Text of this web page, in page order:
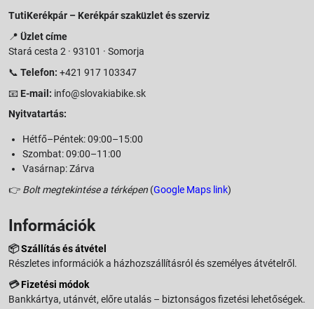
TutiKerékpár – Kerékpár szaküzlet és szerviz
📍 Üzlet címe
Stará cesta 2 · 93101 · Somorja
📞 Telefon: +421 917 103347
📧 E-mail: info@slovakiabike.sk
Nyitvatartás:
Hétfő–Péntek: 09:00–15:00
Szombat: 09:00–11:00
Vasárnap: Zárva
👉 Bolt megtekintése a térképen (Google Maps link)
Információk
📦Szállítás és átvétel
Részletes információk a házhozszállításról és személyes átvételről.
💳Fizetési módok
Bankkártya, utánvét, előre utalás – biztonságos fizetési lehetőségek.